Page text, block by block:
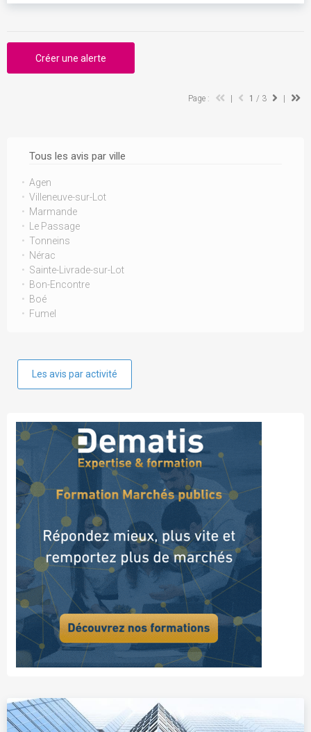
Tous les avis par ville
Agen
Villeneuve-sur-Lot
Marmande
Le Passage
Tonneins
Nérac
Sainte-Livrade-sur-Lot
Bon-Encontre
Boé
Fumel
Les avis par activité
Créer une alerte
Page : 1 / 3